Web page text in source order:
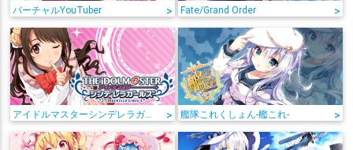
バーチャルYouTuber > Fate/Grand Order >
アイドルマスターシンデレラガールズ > 艦隊これくしょん-艦これ- >